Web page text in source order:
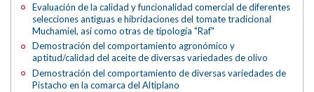
Evaluación de la calidad y funcionalidad comercial de diferentes
selecciones antiguas e hibridaciones del tomate tradicional
Muchamiel, así como otras de tipología "Raf"
Demostración del comportamiento agronómico y
aptitud/calidad del aceite de diversas variedades de olivo
Demostración del comportamiento de diversas variedades de
Pistacho en la comarca del Altiplano